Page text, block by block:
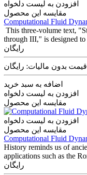
افزودن به لیست دلخواه
مقایسه این محصول
Computational Fluid
This three-volume text,
through III," is designed to
رایگان
قیمت بدون مالیات: رایگان
اضافه به سبد خرید
افزودن به لیست دلخواه
مقایسه این محصول
افزودن به لیست دلخواه
مقایسه این محصول
Computational Fluid
History reminds us of
applications such as the
رایگان